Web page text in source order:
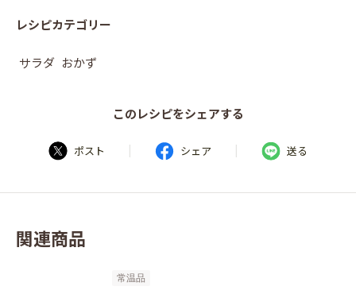
レシピカテゴリー
サラダ おかず
このレシピをシェアする
ポスト | シェア | 送る
関連商品
常温品